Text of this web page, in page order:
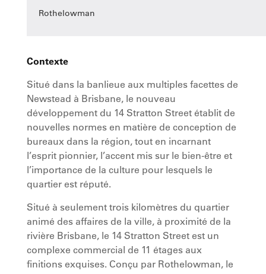
Rothelowman
Contexte
Situé dans la banlieue aux multiples facettes de
Newstead à Brisbane, le nouveau
développement du 14 Stratton Street établit de
nouvelles normes en matière de conception de
bureaux dans la région, tout en incarnant
l’esprit pionnier, l’accent mis sur le bien-être et
l’importance de la culture pour lesquels le
quartier est réputé.
Situé à seulement trois kilomètres du quartier
animé des affaires de la ville, à proximité de la
rivière Brisbane, le 14 Stratton Street est un
complexe commercial de 11 étages aux
finitions exquises. Conçu par Rothelowman, le